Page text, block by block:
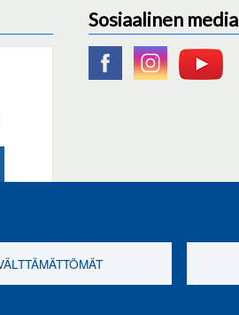
Sosiaalinen media